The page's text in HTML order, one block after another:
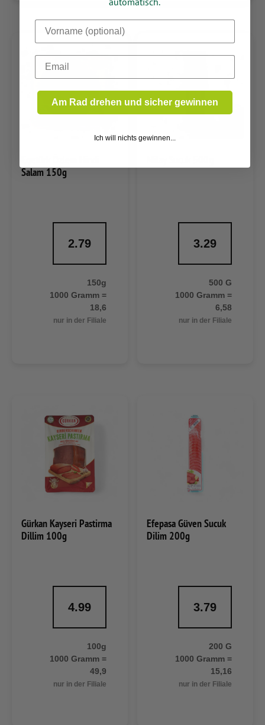
Salam 150g
2.79
150g
1000 Gramm =
18,6
nur in der Filiale
3.29
500 G
1000 Gramm =
6,58
nur in der Filiale
Gürkan Kayseri Pastirma
Dillim 100g
4.99
100g
1000 Gramm =
49,9
nur in der Filiale
Efepasa Güven Sucuk
Dilim 200g
3.79
200 G
1000 Gramm =
15,16
nur in der Filiale
Dein Vorname
Email
Am Rad drehen und sicher gewinnen
Ich will nichts gewinnen...